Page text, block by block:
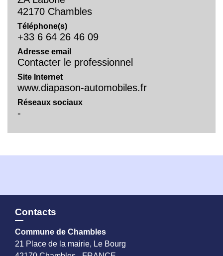
42170 Chambles
Téléphone(s)
+33 6 64 26 46 09
Adresse email
Contacter le professionnel
Site Internet
www.diapason-automobiles.fr
Réseaux sociaux
-
Contacts
Commune de Chambles
21 Place de la mairie, Le Bourg